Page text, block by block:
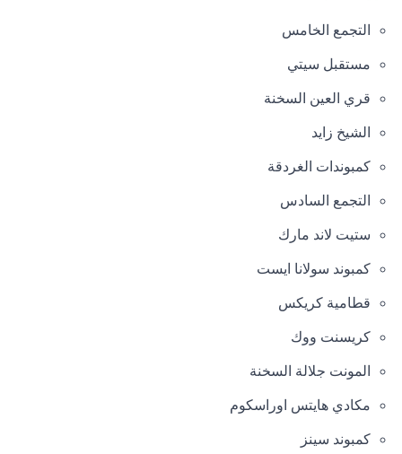
التجمع الخامس
مستقبل سيتي
قري العين السخنة
الشيخ زايد
كمبوندات الغردقة
التجمع السادس
ستيت لاند مارك
كمبوند سولانا ايست
قطامية كريكس
كريسنت ووك
المونت جلالة السخنة
مكادي هايتس اوراسكوم
كمبوند سينز